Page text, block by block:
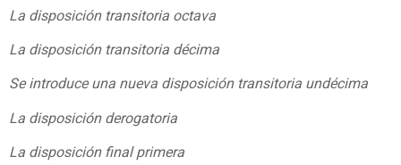
La disposición transitoria octava
La disposición transitoria décima
Se introduce una nueva disposición transitoria undécima
La disposición derogatoria
La disposición final primera